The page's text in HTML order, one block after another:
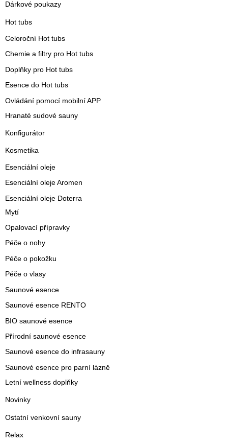
Dárkové poukazy
Hot tubs
Celoroční Hot tubs
Chemie a filtry pro Hot tubs
Doplňky pro Hot tubs
Esence do Hot tubs
Ovládání pomocí mobilní APP
Hranaté sudové sauny
Konfigurátor
Kosmetika
Esenciální oleje
Esenciální oleje Aromen
Esenciální oleje Doterra
Mytí
Opalovací přípravky
Péče o nohy
Péče o pokožku
Péče o vlasy
Saunové esence
Saunové esence RENTO
BIO saunové esence
Přírodní saunové esence
Saunové esence do infrasauny
Saunové esence pro parní lázně
Letní wellness doplňky
Novinky
Ostatní venkovní sauny
Relax